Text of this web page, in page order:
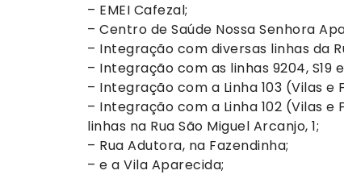
– EMEI Cafezal;
– Centro de Saúde Nossa Senhora
– Integração com diversas linhas da
– Integração com as linhas 9204, S19
– Integração com a Linha 103 (Vilas
– Integração com a Linha 102 (Vilas
linhas na Rua São Miguel Arcanjo, 1;
– Rua Adutora, na Fazendinha;
– e a Vila Aparecida;